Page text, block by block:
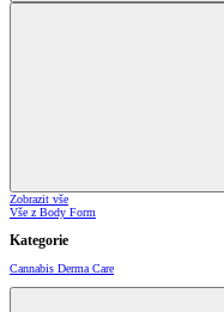
Zobrazit vše
Vše z Body Form
Kategorie
Cannabis Derma Care